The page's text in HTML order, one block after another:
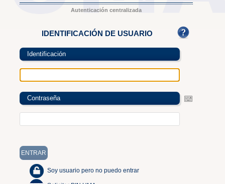
Autenticación centralizada
IDENTIFICACIÓN DE USUARIO
Identificación
Contraseña
Soy usuario pero no puedo entrar